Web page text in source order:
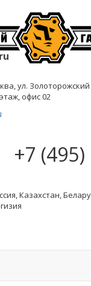
ул. Золоторожский
офис 02
+7
Казахстан,